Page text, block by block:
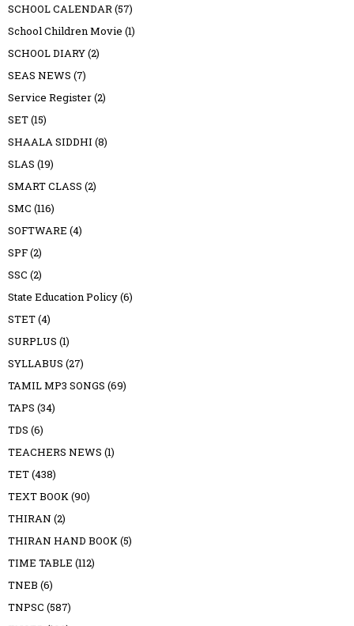
SCHOOL CALENDAR(57)
School Children Movie (1)
SCHOOL DIARY(2)
SEAS NEWS (7)
Service Register(2)
SET(15)
SHAALA SIDDHI (8)
SLAS (19)
SMART CLASS (2)
SMC (116)
SOFTWARE (4)
SPF(2)
SSC (2)
State Education Policy(6)
STET(4)
SURPLUS (1)
SYLLABUS (27)
TAMIL MP3 SONGS (69)
TAPS (34)
TDS (6)
TEACHERS NEWS (1)
TET(438)
TEXT BOOK(90)
THIRAN (2)
THIRAN HAND BOOK(5)
TIME TABLE (112)
TNEB (6)
TNPSC (587)